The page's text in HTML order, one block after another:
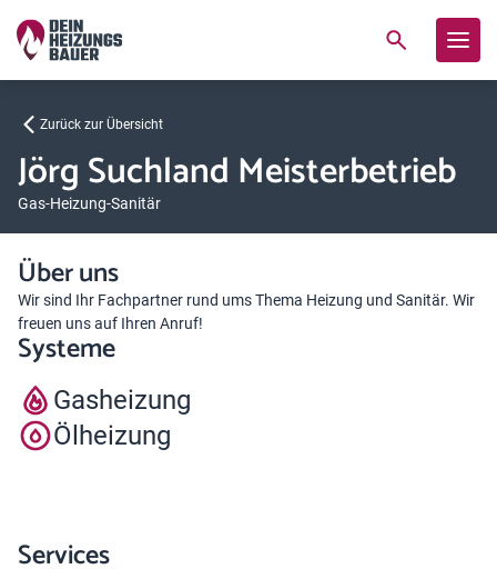
Zurück zur Übersicht
Jörg Suchland Meisterbetrieb
Gas-Heizung-Sanitär
Über uns
Wir sind Ihr Fachpartner rund ums Thema Heizung und Sanitär. Wir
freuen uns auf Ihren Anruf!
Systeme
Gasheizung
Ölheizung
Services